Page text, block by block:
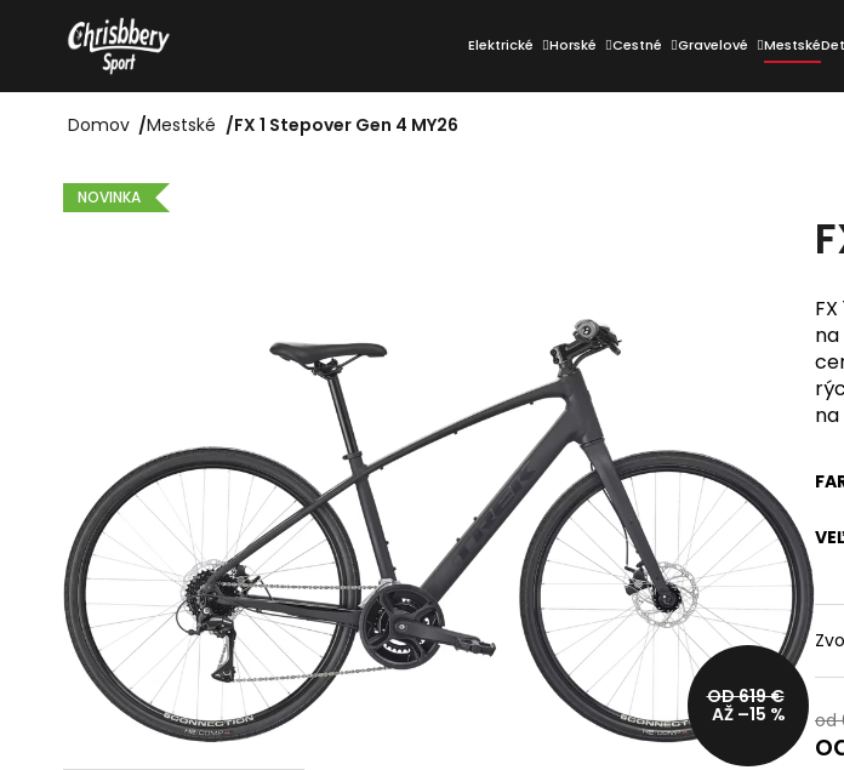
Elektrické Horské Cestné Gravelové Mestské
Domov /Mestské /FX 1 Stepover Gen 4 MY26
od
NOVINKA
OD 619 €
AŽ –15 %
š
Späť
obchodu
Späť
obchodu
TESNIACI TMEL
BONTRAGER PRE
BEZDUŠOVÉ PLÁŠTE TLR
6 €
CYKLISTICKÁ BUNDA
TREK CIRCUIT SOFTSHELL
CYCLING JACKET
39,99 €
Pôvodne: 99,99 €